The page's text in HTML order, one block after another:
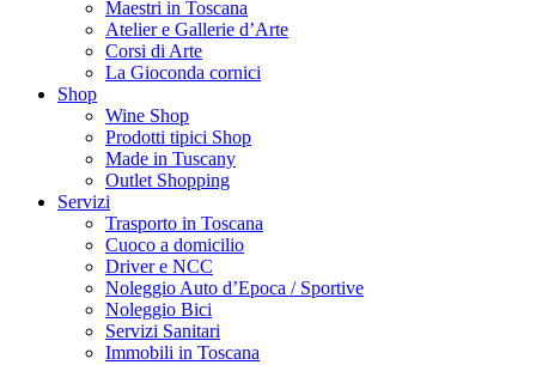
Maestri in Toscana
Atelier e Gallerie d’Arte
Corsi di Arte
La Gioconda cornici
Shop
Wine Shop
Prodotti tipici Shop
Made in Tuscany
Outlet Shopping
Servizi
Trasporto in Toscana
Cuoco a domicilio
Driver e NCC
Noleggio Auto d’Epoca / Sportive
Noleggio Bici
Servizi Sanitari
Immobili in Toscana